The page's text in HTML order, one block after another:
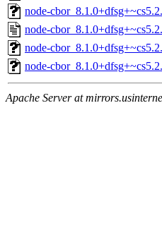
node-
node-
node-
node-
Apache Server at